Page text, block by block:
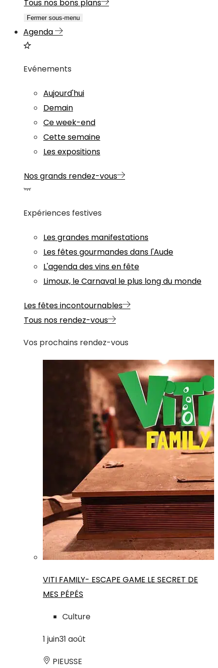
Tous nos bons plans
Fermer sous-menu
Agenda
Evénements
Aujourd'hui
Demain
Ce week-end
Cette semaine
Les expositions
Nos grands rendez-vous
Expériences festives
Les grandes manifestations
Les fêtes gourmandes dans l'Aude
L'agenda des vins en fête
Limoux, le Carnaval le plus long du monde
Les fêtes incontournables
Tous nos rendez-vous
Vos prochains rendez-vous
VITI FAMILY- ESCAPE GAME LE SECRET DE
MES PÉPÉS
Culture
1 juin31 août
PIEUSSE